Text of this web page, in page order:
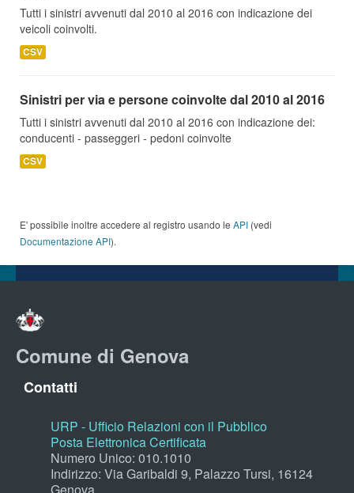
Tutti i sinistri avvenuti dal 2010 al 2016 con indicazione dei
veicoli coinvolti.
CSV
Sinistri per via e persone coinvolte dal 2010 al 2016
Tutti i sinistri avvenuti dal 2010 al 2016 con indicazione dei:
conducenti - passeggeri - pedoni coinvolte
CSV
E' possibile inoltre accedere al registro usando le API (vedi
Documentazione API).
Comune di Genova
Contatti
URP - Ufficio Relazioni con il Pubblico
Posta Elettronica Certificata
Numero Unico: 010.1010
Indirizzo: Via Garibaldi 9, Palazzo Tursi, 16124